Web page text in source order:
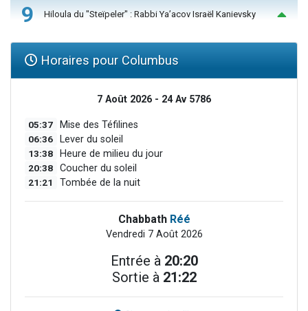
9 Hiloula du "Steïpeler" : Rabbi Ya’acov Israël Kanievsky
Horaires pour Columbus
7 Août 2026 - 24 Av 5786
05:37 Mise des Téfilines
06:36 Lever du soleil
13:38 Heure de milieu du jour
20:38 Coucher du soleil
21:21 Tombée de la nuit
Chabbath Réé
Vendredi 7 Août 2026
Entrée à 20:20
Sortie à 21:22